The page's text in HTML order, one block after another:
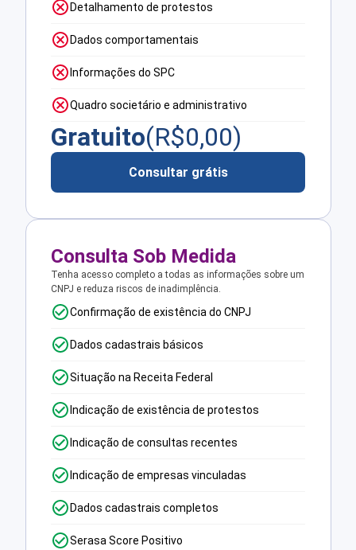
Detalhamento de protestos
Dados comportamentais
Informações do SPC
Quadro societário e administrativo
Gratuito(R$0,00)
Consultar grátis
Consulta Sob Medida
Tenha acesso completo a todas as informações sobre um
CNPJ e reduza riscos de inadimplência.
Confirmação de existência do CNPJ
Dados cadastrais básicos
Situação na Receita Federal
Indicação de existência de protestos
Indicação de consultas recentes
Indicação de empresas vinculadas
Dados cadastrais completos
Serasa Score Positivo